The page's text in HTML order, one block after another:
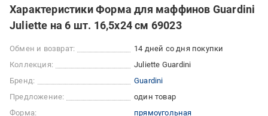
Характеристики Форма для маффинов Guardini
Juliette на 6 шт. 16,5х24 см 69023
Обмен и возврат:
14 дней со дня покупки
Коллекция:
Juliette Guardini
Бренд:
Guardini
Предложение:
один товар
Форма:
прямоугольная